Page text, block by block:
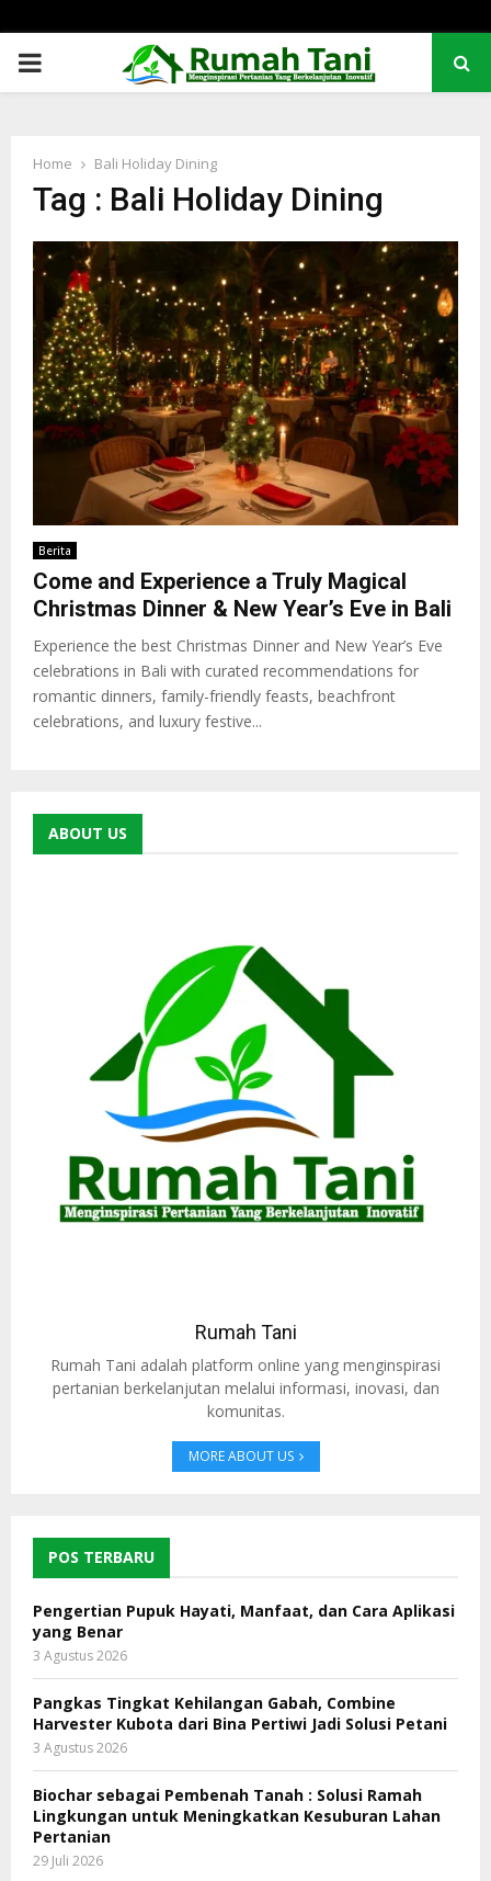
PRIMARY
Home Bali Holiday Dining
Tag : Bali Holiday Dining
Berita
Come and Experience a Truly Magical
Christmas Dinner & New Year’s Eve in Bali
Experience the best Christmas Dinner and New Year’s Eve
celebrations in Bali with curated recommendations for
romantic dinners, family-friendly feasts, beachfront
celebrations, and luxury festive...
ABOUT US
Rumah Tani
Rumah Tani adalah platform online yang menginspirasi
pertanian berkelanjutan melalui informasi, inovasi, dan
komunitas.
MORE ABOUT US
POS TERBARU
Pengertian Pupuk Hayati, Manfaat, dan Cara Aplikasi
yang Benar
3 Agustus 2026
Pangkas Tingkat Kehilangan Gabah, Combine
Harvester Kubota dari Bina Pertiwi Jadi Solusi Petani
3 Agustus 2026
Biochar sebagai Pembenah Tanah : Solusi Ramah
Lingkungan untuk Meningkatkan Kesuburan Lahan
Pertanian
29 Juli 2026